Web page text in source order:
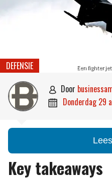
Een fighter
DEFENSIE
 door
 donderdag
Key takeaways